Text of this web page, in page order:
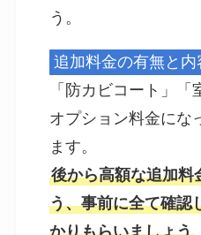
う。
追加料金の有無と内
「防カビコート」
オプション料金にな
ます。
後から高額な追加料
う、事前に全て確認